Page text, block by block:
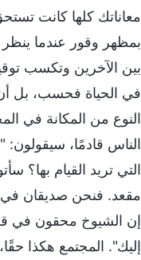
معاناتك كلها كانت
بمظهر وقور عندما
بين الآخرين وتكسب
في الحياة فحسب، بل أن
النوع من المكانة في
الناس قادمًا،
التي تريد القيام
مقعد. فنحن صديقان في
إن الشيوخ محقون في
إليك". المجتمع هكذا